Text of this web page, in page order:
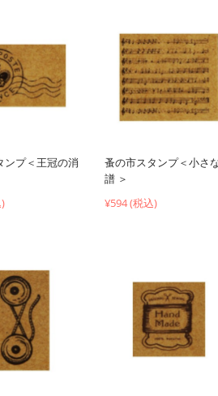
ンプ＜王冠の消
蚤の市スタンプ＜小さ
譜 ＞
¥594 (税込)